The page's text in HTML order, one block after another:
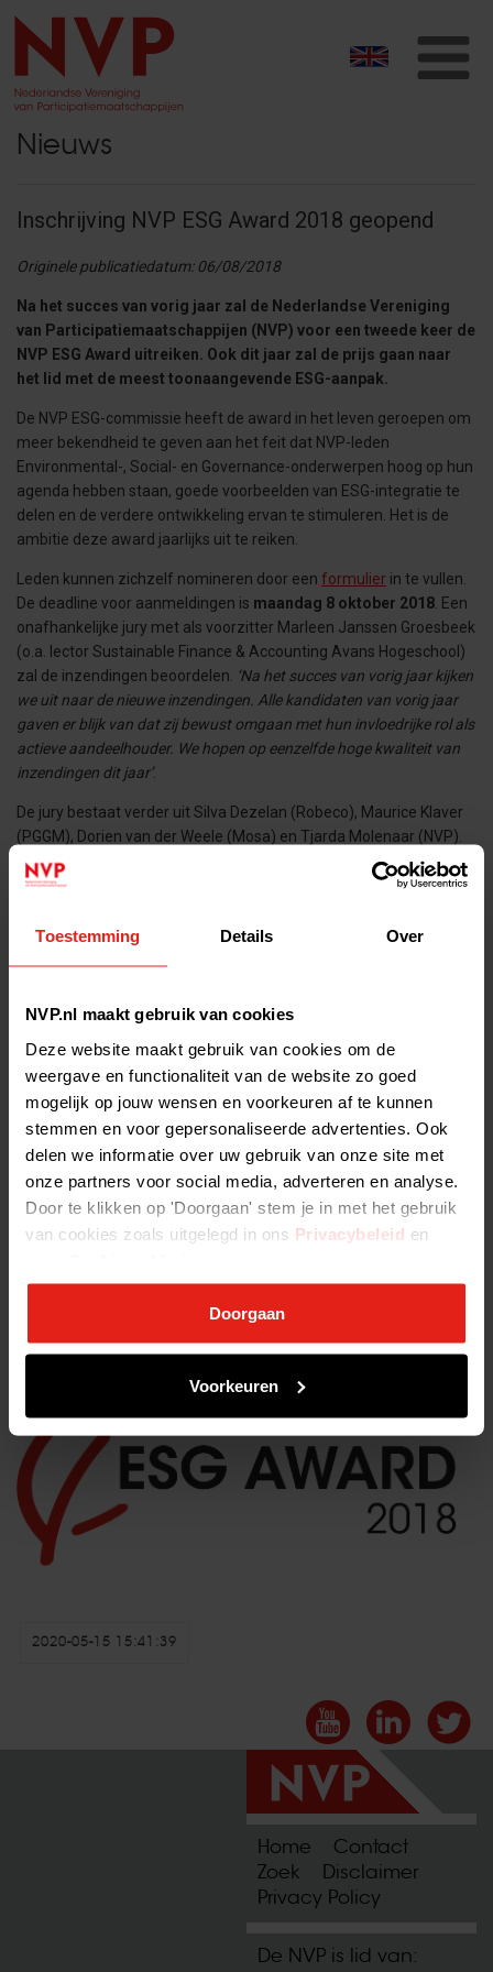
Toestemming Details Over
NVP.nl maakt gebruik van cookies
Deze website maakt gebruik van cookies om de
weergave en functionaliteit van de website zo goed
mogelijk op jouw wensen en voorkeuren af te kunnen
stemmen en voor gepersonaliseerde advertenties. Ook
delen we informatie over uw gebruik van onze site met
onze partners voor social media, adverteren en analyse.
Door te klikken op 'Doorgaan' stem je in met het gebruik
van cookies zoals uitgelegd in ons Privacybeleid en
Doorgaan
Voorkeuren
Nieuws
Inschrijving NVP ESG Award 2018 geopend
Originele publicatiedatum: 06/08/2018
Na het succes van vorig jaar zal de Nederlandse Vereniging
van Participatiemaatschappijen (NVP) voor een tweede keer de
NVP ESG Award uitreiken. Ook dit jaar zal de prijs gaan naar
het lid met de meest toonaangevende ESG-aanpak.
De NVP ESG-commissie heeft de award in het leven geroepen om
meer bekendheid te geven aan het feit dat NVP-leden
Environmental-, Social- en Governance-onderwerpen hoog op hun
agenda hebben staan, goede voorbeelden van ESG-integratie te
delen en de verdere ontwikkeling ervan te stimuleren. Het is de
ambitie deze award jaarlijks uit te reiken.
Leden kunnen zichzelf nomineren door een formulier in te vullen.
De deadline voor aanmeldingen is maandag 8 oktober 2018 . Een
onafhankelijke jury met als voorzitter Marleen Janssen Groesbeek
(o.a. lector Sustainable Finance & Accounting Avans Hogeschool)
zal de inzendingen beoordelen.
‘Na het succes van vorig jaar kijken
we uit naar de nieuwe inzendingen. Alle kandidaten van vorig jaar
gaven er blijk van dat zij bewust omgaan met hun invloedrijke rol als
actieve aandeelhouder. We hopen op eenzelfde hoge kwaliteit van
inzendingen dit jaar’.
De jury bestaat verder uit Silva Dezelan (Robeco), Maurice Klaver
(PGGM), Dorien van der Weele (Mosa) en Tjarda Molenaar (NVP).
De leden van de jury zullen een NDA ondertekenen. Tijdens het
jaarlijkse NVP-seminar van 14 november zal de winnaar bekend
Wij willen u van harte aanmoedigen deze initiatieven te steunen
en mee te doen!
Met hartelijke groet,
Annemarie Jorritsma
Voorzitter NVP
Marleen Janssen Groesbeek
Juryvoorzitter ESG Award
archief
ALLE NIEUWSBERICHTEN >
2020-05-15 15:41:39
Home
Contact
Zoek
Disclaimer
Privacy Policy
De NVP is lid van: